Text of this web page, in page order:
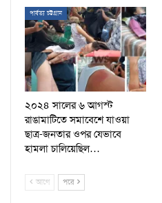
পার্বত্য চট্টগ্রাম
২০২৪ সালের ৬ আগস্ট
রাঙামাটিতে সমাবেশে যাওয়া
ছাত্র-জনতার ওপর যেভাবে
হামলা চালিয়েছিল…
আগে পরে